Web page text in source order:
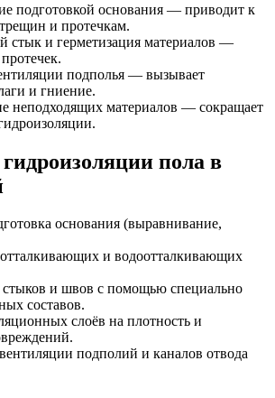
подготовкой основания — приводит к
и протечкам.
стык и герметизация материалов —
подполья — вызывает
и гниение.
неподходящих материалов — сокращает
пола в
основания (выравнивание,
и водоотталкивающих
стыков и швов с помощью специально
составов.
слоёв на плотность и
подполий и каналов отвода